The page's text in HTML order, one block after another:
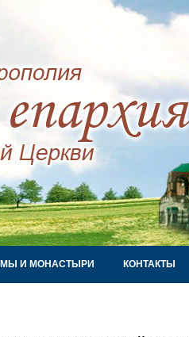
И МОНАСТЫРИ
КОНТАКТЫ